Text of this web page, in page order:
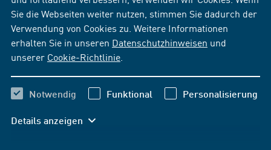
Sie die Webseiten weiter nutzen, stimmen Sie dadurch der
Verwendung von Cookies zu. Weitere Informationen
erhalten Sie in unseren Datenschutzhinweisen und
unserer Cookie-Richtlinie
Notwendig Funktional Personalisierung
Details anzeigen